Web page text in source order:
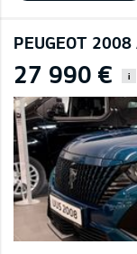
PEUGEOT
27 990 € i